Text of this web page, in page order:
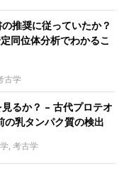
推奨に従っていたか？
同位体分析でわかるこ
古学
るか？ – 古代プロテオ
の乳タンパク質の検出
, 考古学